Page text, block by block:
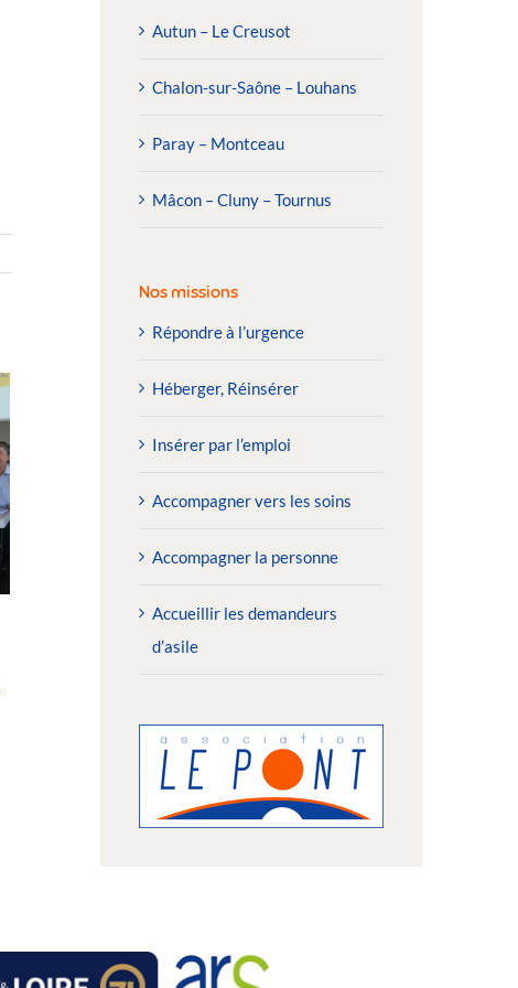
12/06/2026 : Toutes les
générations réunies pour le «
02/06/2026 : Depuis
Autun – Le Creusot
Chalon-sur-Saône – Louhans
Paray – Montceau
Mâcon – Cluny – Tournus
Nos missions
Répondre à l’urgence
Héberger, Réinsérer
Insérer par l’emploi
Accompagner vers les soins
Accompagner la personne
Accueillir les demandeurs
d’asile